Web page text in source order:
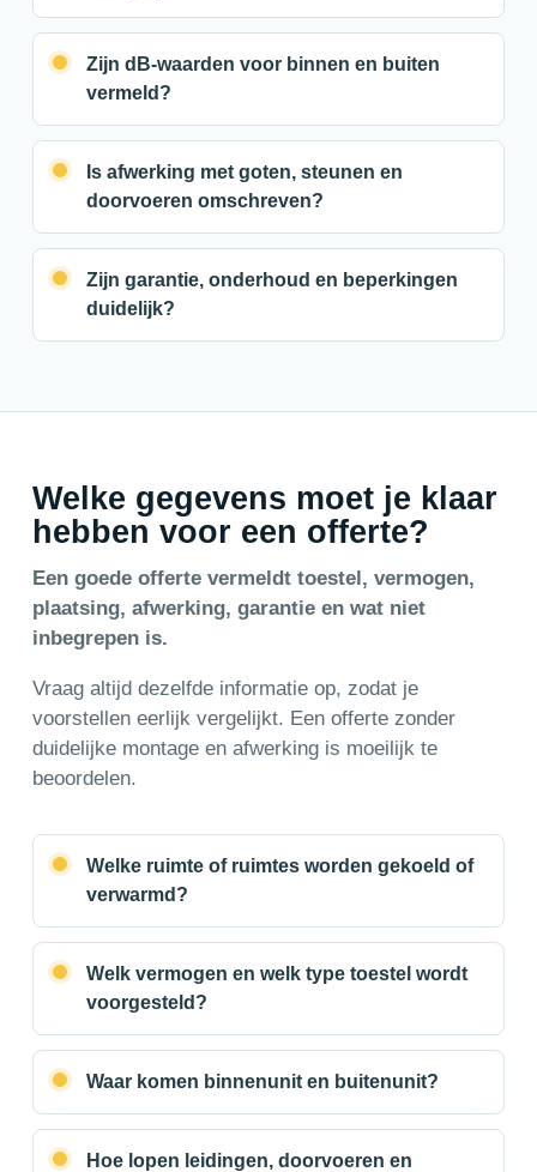
Zijn dB-waarden voor binnen en buiten
vermeld?
Is afwerking met goten, steunen en
doorvoeren omschreven?
Zijn garantie, onderhoud en beperkingen
duidelijk?
Welke gegevens moet je klaar
hebben voor een offerte?
Een goede offerte vermeldt toestel, vermogen,
plaatsing, afwerking, garantie en wat niet
inbegrepen is.
Vraag altijd dezelfde informatie op, zodat je
voorstellen eerlijk vergelijkt. Een offerte zonder
duidelijke montage en afwerking is moeilijk te
beoordelen.
Welke ruimte of ruimtes worden gekoeld of
verwarmd?
Welk vermogen en welk type toestel wordt
voorgesteld?
Waar komen binnenunit en buitenunit?
Hoe lopen leidingen, doorvoeren en